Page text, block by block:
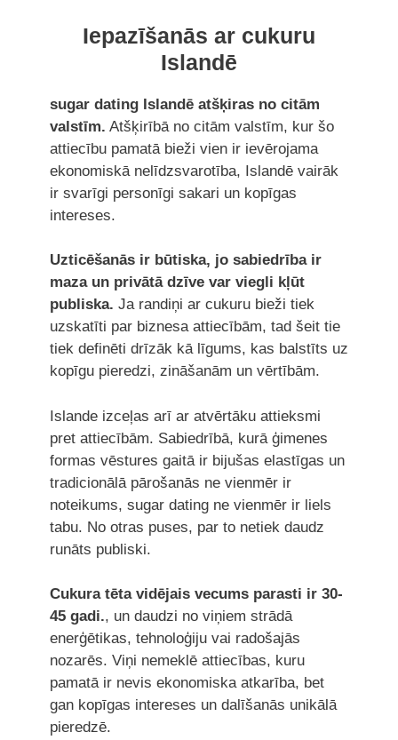
Iepazīšanās ar cukuru
Islandē
sugar dating Islandē atšķiras no citām
valstīm. Atšķirībā no citām valstīm, kur šo
attiecību pamatā bieži vien ir ievērojama
ekonomiskā nelīdzsvarotība, Islandē vairāk
ir svarīgi personīgi sakari un kopīgas
intereses.
Uzticēšanās ir būtiska, jo sabiedrība ir
maza un privātā dzīve var viegli kļūt
publiska. Ja randiņi ar cukuru bieži tiek
uzskatīti par biznesa attiecībām, tad šeit tie
tiek definēti drīzāk kā līgums, kas balstīts uz
kopīgu pieredzi, zināšanām un vērtībām.
Islande izceļas arī ar atvērtāku attieksmi
pret attiecībām. Sabiedrībā, kurā ģimenes
formas vēstures gaitā ir bijušas elastīgas un
tradicionālā pārošanās ne vienmēr ir
noteikums, sugar dating ne vienmēr ir liels
tabu. No otras puses, par to netiek daudz
runāts publiski.
Cukura tēta vidējais vecums parasti ir 30-
45 gadi., un daudzi no viņiem strādā
enerģētikas, tehnoloģiju vai radošajās
nozarēs. Viņi nemeklē attiecības, kuru
pamatā ir nevis ekonomiska atkarība, bet
gan kopīgas intereses un dalīšanās unikālā
pieredzē.